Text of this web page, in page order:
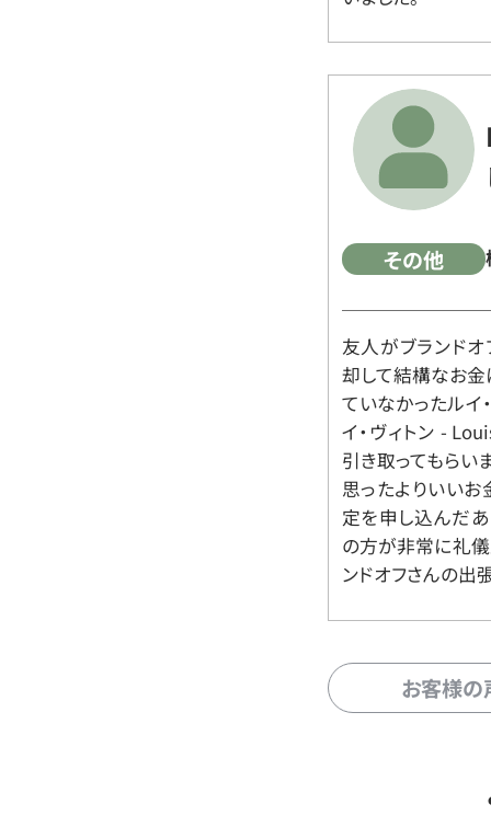
その他
友人がブランド
却して結構なお金
ていなかったルイ
イ・ヴィトン -
引き取ってもらい
思ったよりいいお
定を申し込んだ
の方が非常に礼儀
ンドオフさんの出
お客様